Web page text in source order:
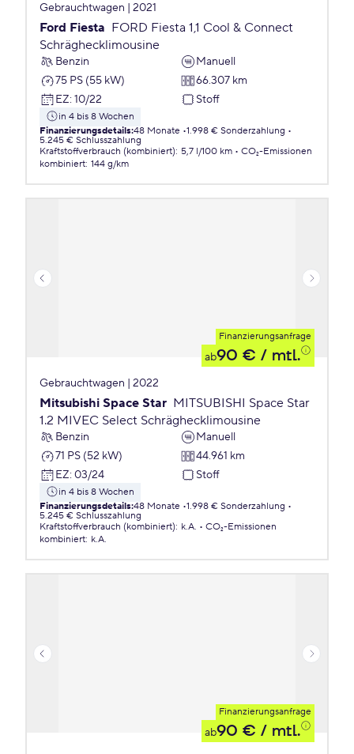
Gebrauchtwagen | 2021
Ford Fiesta FORD Fiesta 1,1 Cool & Connect
Schräghecklimousine
Benzin
Manuell
75 PS (55 kW)
66.307 km
EZ: 10/22 Stoff
in 4 bis 8 Wochen
Finanzierungsdetails:48 Monate 1.998 € Sonderzahlung
5.245 € Schlusszahlung
Kraftstoffverbrauch (kombiniert): 5,7 l/100 km
CO₂-Emissionen
kombiniert: 144 g/km
Finanzierungsanfrage
ab90 € / mtl.
Gebrauchtwagen | 2022
Mitsubishi Space Star MITSUBISHI Space Star
1.2 MIVEC Select Schräghecklimousine
Benzin
Manuell
71 PS (52 kW)
44.961 km
EZ: 03/24 Stoff
in 4 bis 8 Wochen
Finanzierungsdetails:48 Monate 1.998 € Sonderzahlung
5.245 € Schlusszahlung
Kraftstoffverbrauch (kombiniert): k.A.
CO₂-Emissionen
kombiniert: k.A.
Finanzierungsanfrage
ab90 € / mtl.